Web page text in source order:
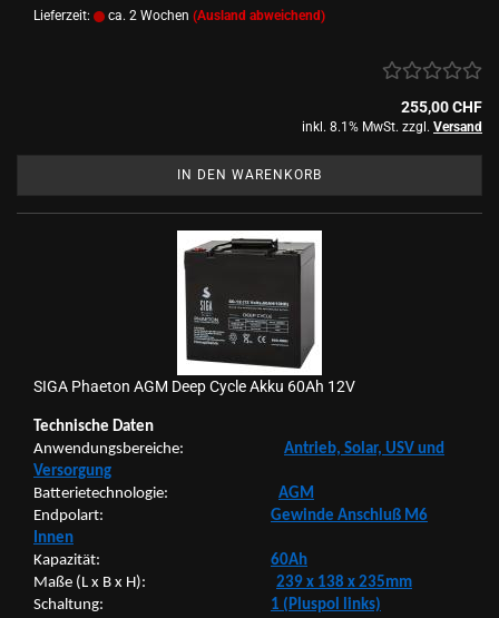
Lieferzeit: ca. 2 Wochen (Ausland abweichend)
255,00 CHF
inkl. 8.1% MwSt. zzgl. Versand
IN DEN WARENKORB
SIGA Phae­ton AGM Deep Cycle Akku 60Ah 12V
Tech­ni­sche Daten
An­wen­dungs­be­rei­che: An­trieb, Solar, USV und
Ver­sor­gung
Bat­te­rie­tech­no­lo­gie: AGM
End­po­lart: Ge­win­de An­schluß M6
Innen
Ka­pa­zi­tät: 60Ah
Maße (L x B x H): 239 x 138 x 235mm
Schal­tung: 1 (Plus­pol links)